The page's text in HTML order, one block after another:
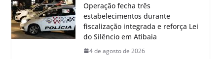
Operação fecha três
estabelecimentos durante
fiscalização integrada e reforça Lei
do Silêncio em Atibaia
4 de agosto de 2026